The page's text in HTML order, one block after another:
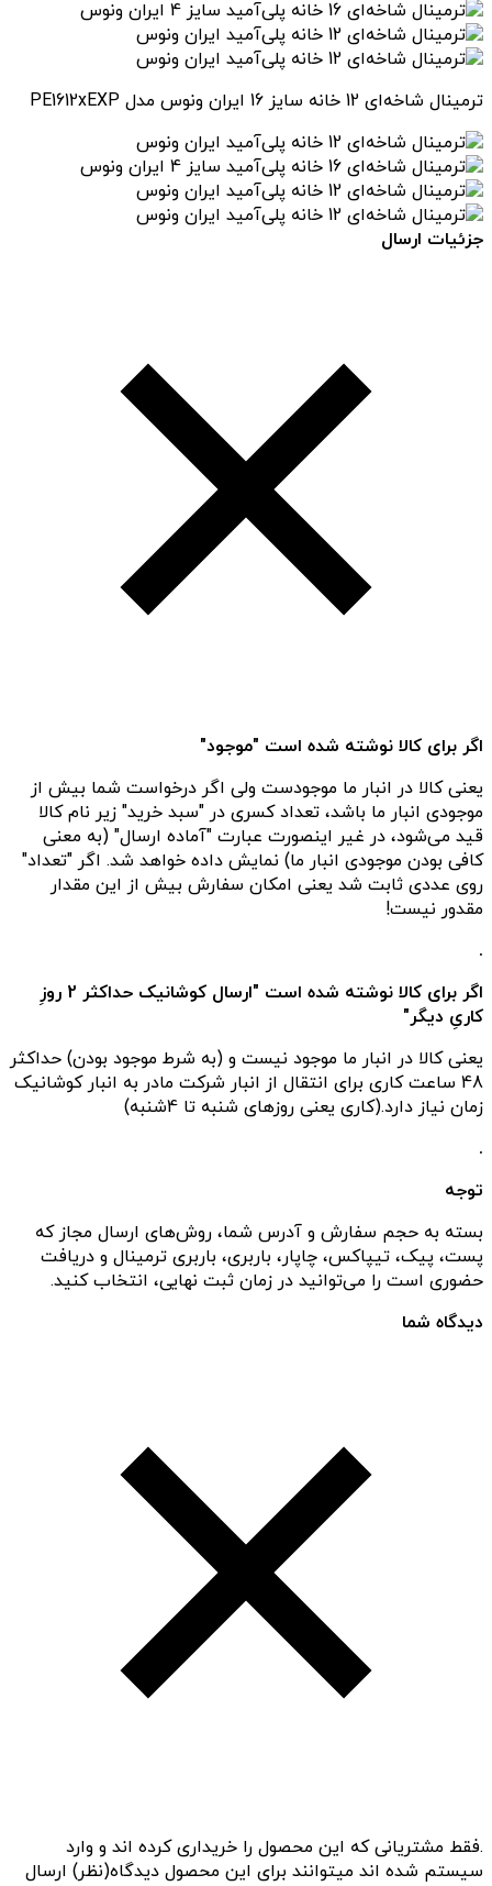
ترمینال شاخه‌ای 12 خانه سایز 16 ایران ونوس مدل PE1612xEXP
جزئیات ارسال
اگر برای کالا نوشته شده است "موجود"
یعنی کالا در انبار ما موجودست ولی اگر درخواست شما بیش از
موجودی انبار ما باشد، تعداد کسری در "سبد خرید" زیر نام کالا
قید می‌شود، در غیر اینصورت عبارت "آماده ارسال" (به معنی
کافی بودن موجودی انبار ما) نمایش داده خواهد شد. اگر "تعداد"
روی عددی ثابت شد یعنی امکان سفارش بیش از این مقدار
مقدور نیست!
.
اگر برای کالا نوشته شده است "ارسال کوشانیک حداکثر 2 روزِ
کاریِ دیگر"
یعنی کالا در انبار ما موجود نیست و (به شرط موجود بودن) حداکثر
48 ساعت کاری برای انتقال از انبار شرکت مادر به انبار کوشانیک
زمان نیاز دارد.(کاری یعنی روزهای شنبه تا 4شنبه)
.
توجه
بسته به حجم سفارش و آدرس شما، روش‌های ارسال مجاز که
پست، پیک، تیپاکس، چاپار، باربری، باربری ترمینال و دریافت
حضوری است را می‌توانید در زمان ثبت نهایی، انتخاب کنید.
دیدگاه شما
.فقط مشتریانی که این محصول را خریداری کرده اند و وارد
سیستم شده اند میتوانند برای این محصول دیدگاه(نظر) ارسال